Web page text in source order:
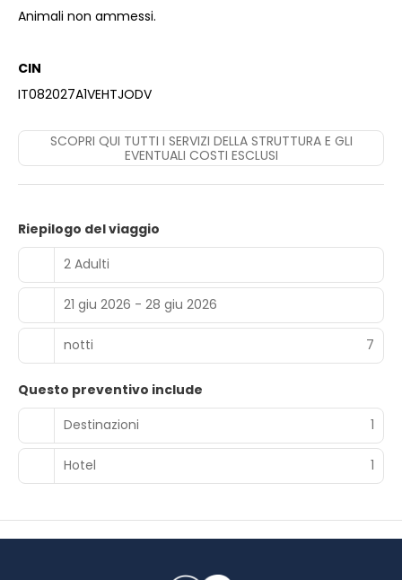
Animali non ammessi.
CIN
IT082027A1VEHTJODV
SCOPRI QUI TUTTI I SERVIZI DELLA STRUTTURA E GLI
EVENTUALI COSTI ESCLUSI
Riepilogo del viaggio
2 Adulti
21 giu 2026 - 28 giu 2026
notti 7
Questo preventivo include
Destinazioni
1
Hotel 1